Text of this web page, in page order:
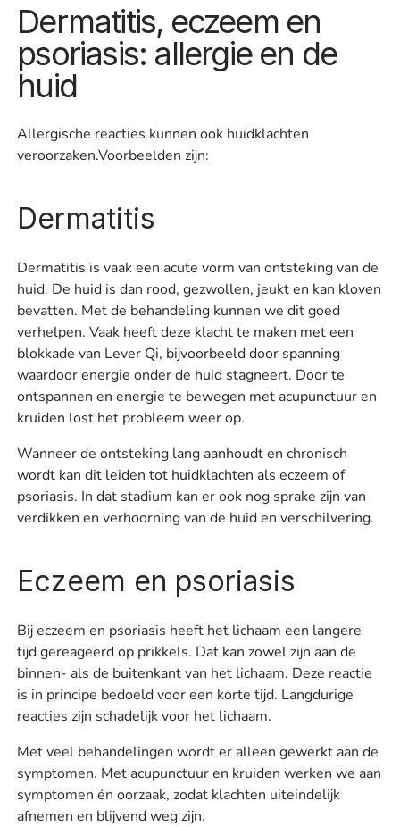
Dermatitis, eczeem en
psoriasis: allergie en de
huid
Allergische reacties kunnen ook huidklachten
veroorzaken.Voorbeelden zijn:
Dermatitis
Dermatitis is vaak een acute vorm van ontsteking van de
huid. De huid is dan rood, gezwollen, jeukt en kan kloven
bevatten. Met de behandeling kunnen we dit goed
verhelpen. Vaak heeft deze klacht te maken met een
blokkade van Lever Qi, bijvoorbeeld door spanning
waardoor energie onder de huid stagneert. Door te
ontspannen en energie te bewegen met acupunctuur en
kruiden lost het probleem weer op.
Wanneer de ontsteking lang aanhoudt en chronisch
wordt kan dit leiden tot huidklachten als eczeem of
psoriasis. In dat stadium kan er ook nog sprake zijn van
verdikken en verhoorning van de huid en verschilvering.
Eczeem en psoriasis
Bij eczeem en psoriasis heeft het lichaam een langere
tijd gereageerd op prikkels. Dat kan zowel zijn aan de
binnen- als de buitenkant van het lichaam. Deze reactie
is in principe bedoeld voor een korte tijd. Langdurige
reacties zijn schadelijk voor het lichaam.
Met veel behandelingen wordt er alleen gewerkt aan de
symptomen. Met acupunctuur en kruiden werken we aan
symptomen én oorzaak, zodat klachten uiteindelijk
afnemen en blijvend weg zijn.